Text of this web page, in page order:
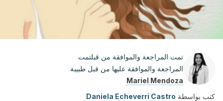
تمت المراجعة والموافقة من قبلتمت
المراجعة والموافقة عليها من قبل طبيبة
Mariel Mendoza
كتب بواسطة Daniela Echeverri Castro